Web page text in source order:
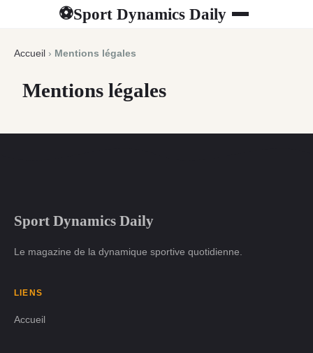
⚽Sport Dynamics Daily
Accueil › Mentions légales
Mentions légales
Sport Dynamics Daily
Le magazine de la dynamique sportive quotidienne.
LIENS
Accueil